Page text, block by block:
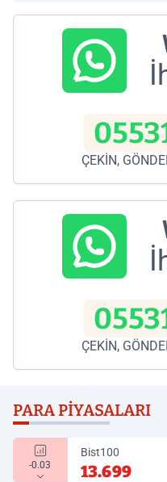
ÇEKİN,
ÇEKİN,
PARA PIYASALARI
-0.03
Bist100
13.699